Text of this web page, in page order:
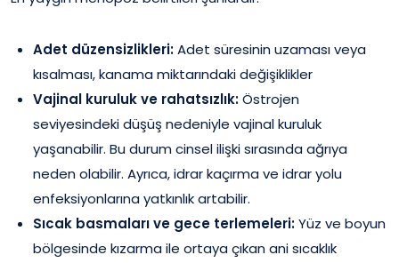
Adet düzensizlikleri:Adet süresinin uzaması veya
kısalması, kanama miktarındaki değişiklikler
Vajinal kuruluk ve rahatsızlık:Östrojen
seviyesindeki düşüş nedeniyle vajinal kuruluk
yaşanabilir. Bu durum cinsel ilişki sırasında ağrıya
neden olabilir. Ayrıca, idrar kaçırma ve idrar yolu
enfeksiyonlarına yatkınlık artabilir.
Sıcak basmaları ve gece terlemeleri:Yüz ve boyun
bölgesinde kızarma ile ortaya çıkan ani sıcaklık